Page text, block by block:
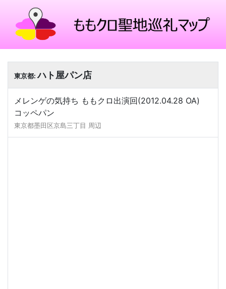
東京都:ハト屋パン店
メレンゲの気持ち ももクロ出演回(2012.04.28 OA)
コッペパン
東京都墨田区京島三丁目 周辺